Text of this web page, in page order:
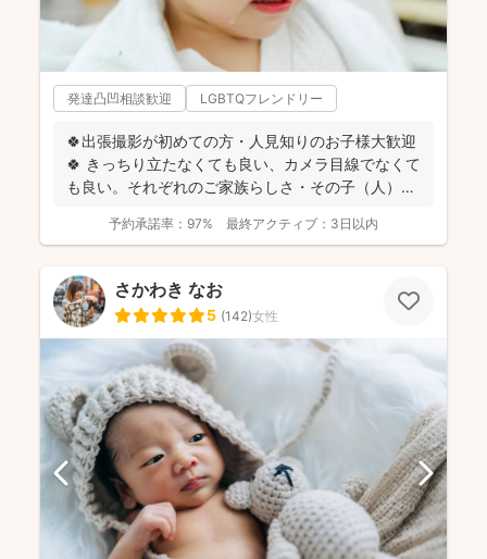
発達凸凹相談歓迎 LGBTQフレンドリー
🍀出張撮影が初めての方・人見知りのお子様大歓迎
🍀 きっちり立たなくても良い、カメラ目線でなくて
も良い。それぞれのご家族らしさ・その子（人）ら
予約承諾率： 97% 最終アクティブ： 3日以内
さかわき なお
5 (142)女性